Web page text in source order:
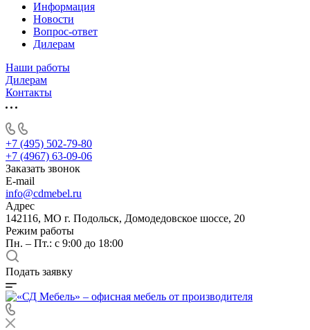
Информация
Новости
Вопрос-ответ
Дилерам
Наши работы
Дилерам
Контакты
+7 (495) 502-79-80
+7 (4967) 63-09-06
Заказать звонок
E-mail
info@cdmebel.ru
Адрес
142116, МО г. Подольск, Домодедовское шоссе, 20
Режим работы
Пн. – Пт.: с 9:00 до 18:00
Подать заявку